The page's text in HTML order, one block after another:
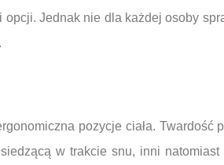
Jednak nie dla każdej osoby
pozycje ciała. Twardość
w trakcie snu, inni